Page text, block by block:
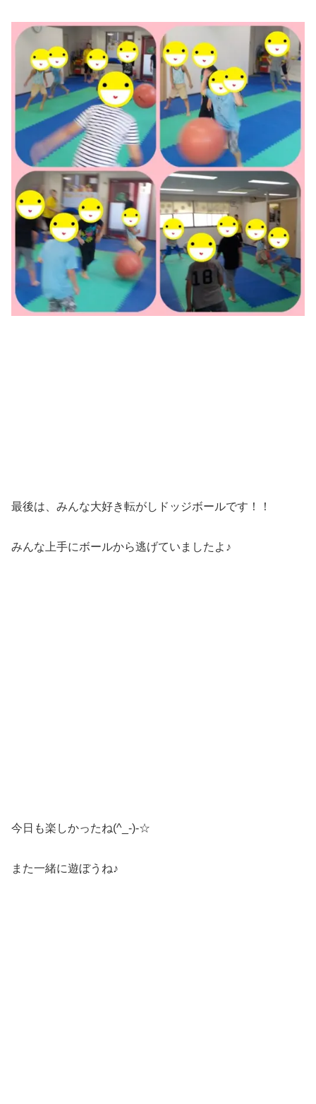
最後は、みんな大好き転がしドッジボールです！！
みんな上手にボールから逃げていましたよ♪
今日も楽しかったね(^_-)-☆
また一緒に遊ぼうね♪